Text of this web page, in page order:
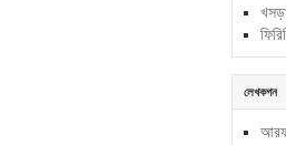
লেখকগন